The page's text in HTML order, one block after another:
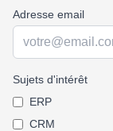
Adresse email
Sujets d'intérêt
ERP
CRM